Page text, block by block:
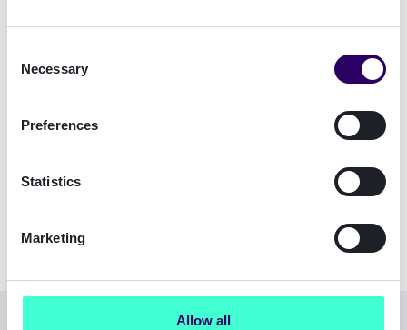
Selection
Necessary
Preferences
Statistics
Marketing
Allow all